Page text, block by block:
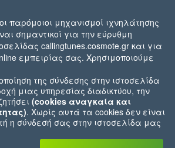
παρόμοιοι μηχανισμοί ιχνηλάτησης
σημαντικοί για την εύρυθμη
callingtunes.cosmote.gr και για
εμπειρίας σας. Χρησιμοποιούμε
της σύνδεσης στην ιστοσελίδα
μιας υπηρεσίας διαδικτύου, την
(cookies αναγκαία και
. Χωρίς αυτά τα cookies δεν είναι
η σύνδεσή σας στην ιστοσελίδα μας
ζητήσατε (π.χ.cookies που αφορούν